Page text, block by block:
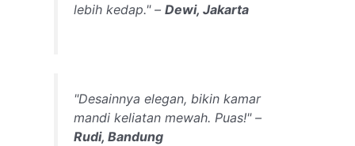
lebih kedap." –Dewi, Jakarta
"Desainnya elegan, bikin kamar
mandi keliatan mewah. Puas!" –
Rudi, Bandung